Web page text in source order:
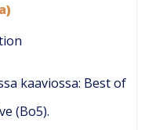
kaaviossa: Best of
(Bo5).